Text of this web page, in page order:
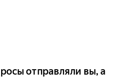
отправляли вы, а